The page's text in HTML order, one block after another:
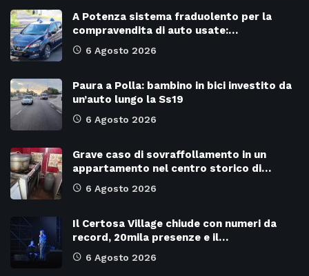
A Potenza sistema fraduolento per la
compravendita di auto usate:…
6 Agosto 2026
Paura a Polla: bambino in bici investito da
un’auto lungo la Ss19
6 Agosto 2026
Grave caso di sovraffollamento in un
appartamento nel centro storico di…
6 Agosto 2026
Il Certosa Village chiude con numeri da
record, 20mila presenze e il…
6 Agosto 2026